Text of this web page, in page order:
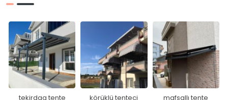
tekirdag tente körüklü tenteci mafsallı tente